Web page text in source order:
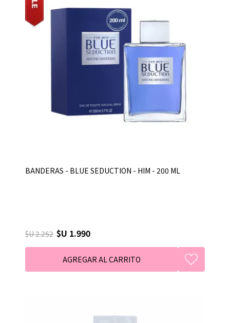
BANDERAS - BLUE SEDUCTION - HIM - 200 ML
$U 2.252 $U 1.990